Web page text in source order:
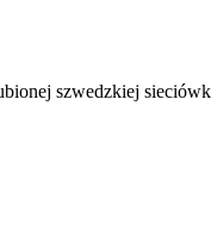
szwedzkiej